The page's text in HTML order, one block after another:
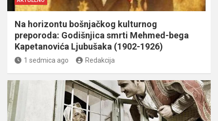
Na horizontu bošnjačkog kulturnog
preporoda: Godišnjica smrti Mehmed-bega
Kapetanovića Ljubušaka (1902-1926)
1 sedmica ago Redakcija